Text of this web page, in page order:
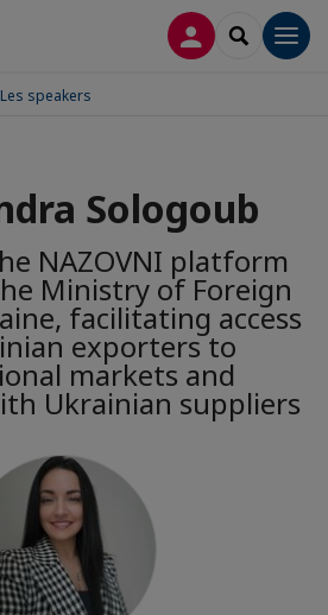
CONNEXION
Les speakers
Sologoub
NAZOVNI platform
Ministry of Foreign
facilitating access
exporters to
markets and
Ukrainian suppliers